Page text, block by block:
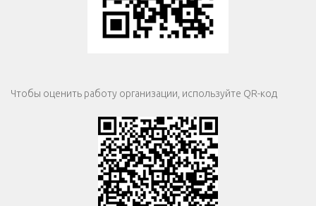
Чтобы оценить работу организации, используйте QR-код